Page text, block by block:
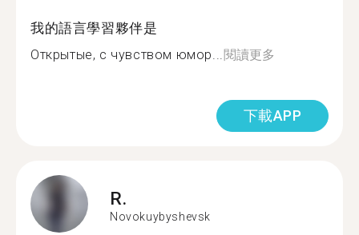
我的語言學習夥伴是
Открытые, с чувством юмор...閱讀更多
下載APP
R.
Novokuybyshevsk